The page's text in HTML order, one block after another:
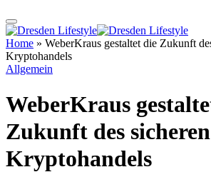
Home » WeberKraus gestaltet die Zukunft
Kryptohandels
Allgemein
WeberKraus
Zukunft des sicheren
Kryptohandels